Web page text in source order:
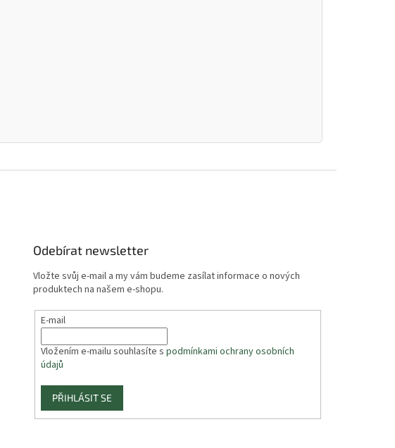
Odebírat newsletter
Vložte svůj e-mail a my vám budeme zasílat informace o nových
produktech na našem e-shopu.
E-mail
Vložením e-mailu souhlasíte spodmínkami ochrany osobních
údajů
PŘIHLÁSIT SE